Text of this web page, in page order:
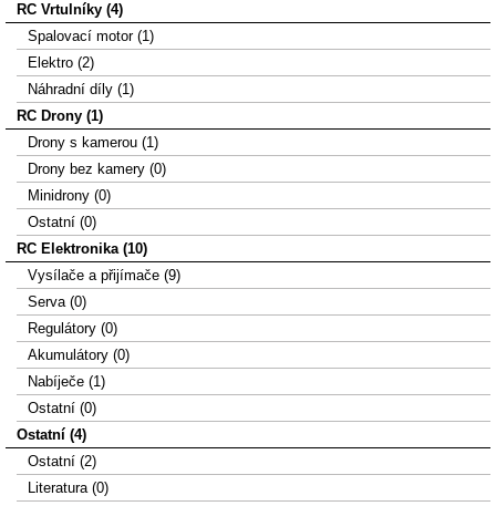
RC Vrtulníky (4)
Spalovací motor (1)
Elektro (2)
Náhradní díly (1)
RC Drony (1)
Drony s kamerou (1)
Drony bez kamery (0)
Minidrony (0)
Ostatní (0)
RC Elektronika (10)
Vysílače a přijímače (9)
Serva (0)
Regulátory (0)
Akumulátory (0)
Nabíječe (1)
Ostatní (0)
Ostatní (4)
Ostatní (2)
Literatura (0)